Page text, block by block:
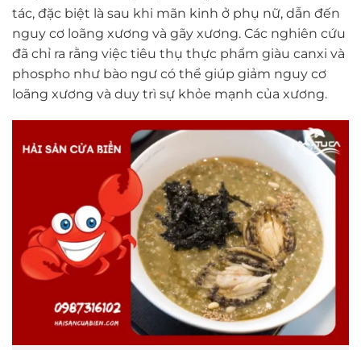
tác, đặc biệt là sau khi mãn kinh ở phụ nữ, dẫn đến
nguy cơ loãng xương và gãy xương. Các nghiên cứu
đã chỉ ra rằng việc tiêu thụ thực phẩm giàu canxi và
phospho như bào ngư có thể giúp giảm nguy cơ
loãng xương và duy trì sự khỏe mạnh của xương.